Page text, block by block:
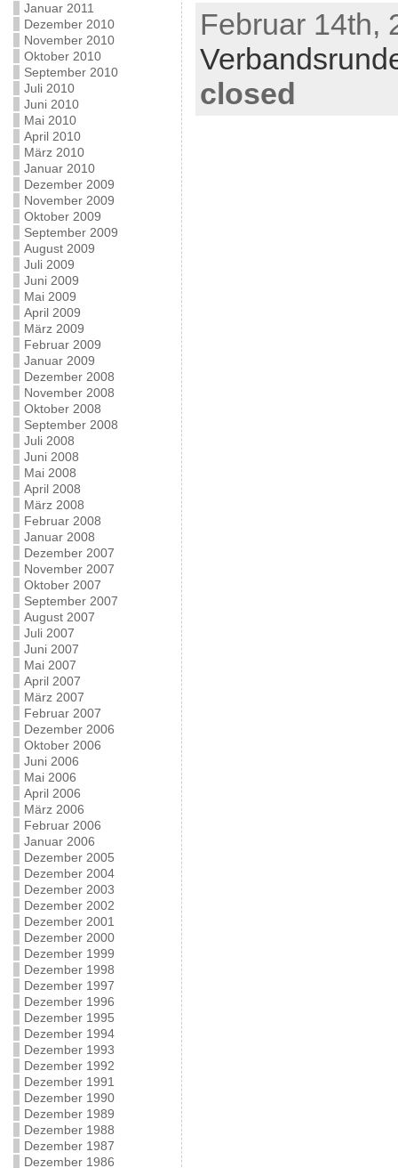
Januar 2011
Dezember 2010
November 2010
Oktober 2010
September 2010
Juli 2010
Juni 2010
Mai 2010
April 2010
März 2010
Januar 2010
Dezember 2009
November 2009
Oktober 2009
September 2009
August 2009
Juli 2009
Juni 2009
Mai 2009
April 2009
März 2009
Februar 2009
Januar 2009
Dezember 2008
November 2008
Oktober 2008
September 2008
Juli 2008
Juni 2008
Mai 2008
April 2008
März 2008
Februar 2008
Januar 2008
Dezember 2007
November 2007
Oktober 2007
September 2007
August 2007
Juli 2007
Juni 2007
Mai 2007
April 2007
März 2007
Februar 2007
Dezember 2006
Oktober 2006
Juni 2006
Mai 2006
April 2006
März 2006
Februar 2006
Januar 2006
Dezember 2005
Dezember 2004
Dezember 2003
Dezember 2002
Dezember 2001
Dezember 2000
Dezember 1999
Dezember 1998
Dezember 1997
Dezember 1996
Dezember 1995
Dezember 1994
Dezember 1993
Dezember 1992
Dezember 1991
Dezember 1990
Dezember 1989
Dezember 1988
Dezember 1987
Dezember 1986
Februar 14th,
closed